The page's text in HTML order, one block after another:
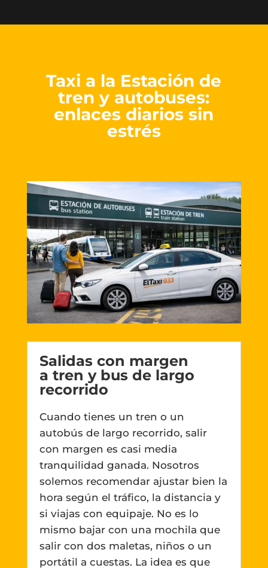
Taxi a la Estación de
tren y autobuses:
enlaces diarios sin
estrés
Salidas con margen
a tren y bus de largo
recorrido
Cuando tienes un tren o un
autobús de largo recorrido, salir
con margen es casi media
tranquilidad ganada. Nosotros
solemos recomendar ajustar bien la
hora según el tráfico, la distancia y
si viajas con equipaje. No es lo
mismo bajar con una mochila que
salir con dos maletas, niños o un
portátil a cuestas. La idea es que